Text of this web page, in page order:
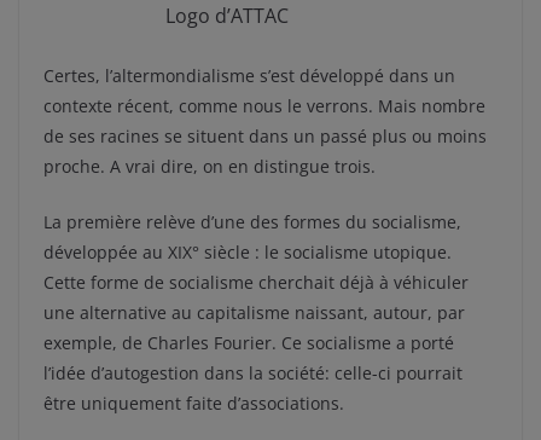
Logo d’ATTAC
Certes, l’altermondialisme s’est développé dans un
contexte récent, comme nous le verrons. Mais nombre
de ses racines se situent dans un passé plus ou moins
proche. A vrai dire, on en distingue trois.
La première relève d’une des formes du socialisme,
développée au XIX° siècle : le socialisme utopique.
Cette forme de socialisme cherchait déjà à véhiculer
une alternative au capitalisme naissant, autour, par
exemple, de Charles Fourier. Ce socialisme a porté
l’idée d’autogestion dans la société: celle-ci pourrait
être uniquement faite d’associations.